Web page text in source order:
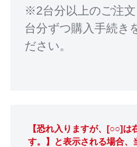
※2台分以上のご注
台分ずつ購入手続き
ださい。
【恐れ入りますが、[○○]は
す。】と表示される場合、